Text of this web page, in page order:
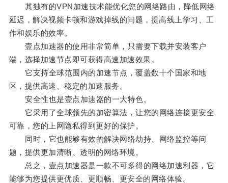
其独有的VPN加速技术能优化您的网络路由，降低网络
延迟，解决视频卡顿和游戏掉线的问题，提高线上学习、工
作和娱乐的效率。
壹点加速器的使用非常简单，只需要下载并安装客户
端，选择加速节点即可获得高速加速效果。
它支持全球范围内的加速节点，覆盖数十个国家和地
区，提供高速、稳定的加速服务。
安全性也是壹点加速器的一大特色。
它采用了全球领先的加密算法，让您的网络连接更安全
可靠，您的上网隐私得到更好的保护。
同时，它也能够有效的解决网络劫持、网络监控等问
题，提供更加清晰、透明的网络环境。
总之，壹点加速器是一款不可多得的网络加速利器，它
能够为您提供更优质、更顺畅、更安全的网络体验。